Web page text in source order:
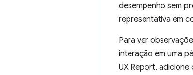
desempenho sem
representativa em
Para ver
interação em uma
UX Report,